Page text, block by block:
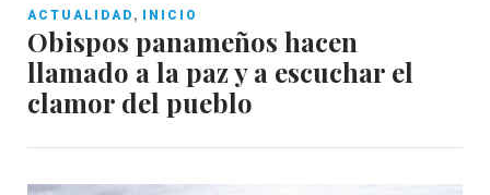
ACTUALIDAD , INICIO
Obispos panameños hacen
llamado a la paz y a escuchar el
clamor del pueblo